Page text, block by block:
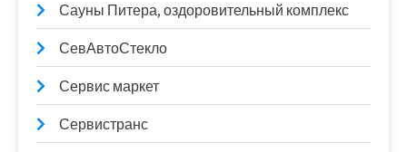
Сауны Питера, оздоровительный комплекс
СевАвтоСтекло
Сервис маркет
Сервистранс